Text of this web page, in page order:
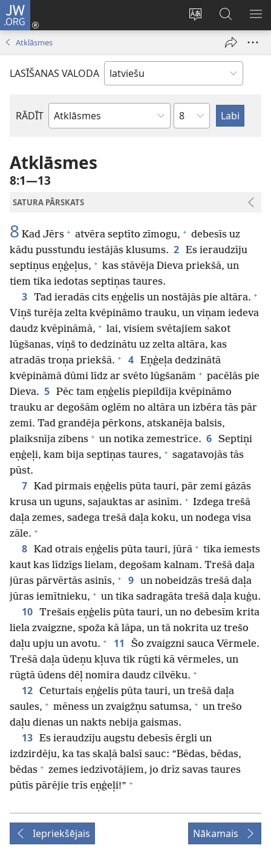
JW.ORG
Mainīt
valodu
Pieteikties
(opens
Meklēt
vietnē
JW.ORG
Atklāsmes
LASĪŠANAS VALODA
RĀDĪT
Pēc
grāmatām
Pēc
nodaļām
Atklāsmes
8:1—13
SATURA PĀRSKATS
8 Kad Jērs + atvēra septīto zīmogu, + debesīs uz
kādu pusstundu iestājās klusums. 2 Es ieraudzīju
septiņus eņģeļus, + kas stāvēja Dieva priekšā, un
tiem tika iedotas septiņas taures.
3 Tad ieradās cits eņģelis un nostājās pie altāra. +
Viņš turēja zelta kvēpināmo trauku, un viņam iedeva
daudz kvēpināmā, + lai, visiem svētajiem sakot
lūgšanas, viņš to dedzinātu uz zelta altāra, kas
atradās troņa priekšā. + 4 Eņģeļa dedzinātā
kvēpināmā dūmi līdz ar svēto lūgšanām + pacēlās pie
Dieva. 5 Pēc tam eņģelis piepildīja kvēpināmo
trauku ar degošām oglēm no altāra un izbēra tās pār
zemi. Tad grandēja pērkons, atskanēja balsis,
plaiksnīja zibens + un notika zemestrīce. 6 Septiņi
eņģeļi, kam bija septiņas taures, + sagatavojās tās
pūst.
7 Kad pirmais eņģelis pūta tauri, pār zemi gāzās
krusa un uguns, sajauktas ar asinīm. + Izdega trešā
daļa zemes, sadega trešā daļa koku, un nodega visa
zāle. +
8 Kad otrais eņģelis pūta tauri, jūrā + tika iemests
kaut kas līdzīgs lielam, degošam kalnam. Trešā daļa
jūras pārvērtās asinīs, + 9 un nobeidzās trešā daļa
jūras iemītnieku, + un tika sadragāta trešā daļa kuģu.
10 Trešais eņģelis pūta tauri, un no debesīm krita
liela zvaigzne, spoža kā lāpa, un tā nokrita uz trešo
daļu upju un avotu. + 11
Šo zvaigzni sauca Vērmele.
Trešā daļa ūdeņu kļuva tik rūgti kā vērmeles, un
rūgtā ūdens dēļ nomira daudz cilvēku. +
12 Ceturtais eņģelis pūta tauri, un trešā daļa
saules, + mēness un zvaigžņu satumsa, + un trešo
daļu dienas un nakts nebija gaismas.
13 Es ieraudzīju augstu debesīs ērgli un
izdzirdēju, ka tas skaļā balsī sauc: ”Bēdas, bēdas,
bēdas + zemes iedzīvotājiem, jo drīz savas taures
pūtīs pārējie trīs eņģeļi!” +
Iepriekšējais Nākamais